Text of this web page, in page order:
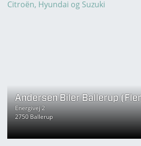
Andersen Biler Ballerup
Energivej 2
2750 Ballerup